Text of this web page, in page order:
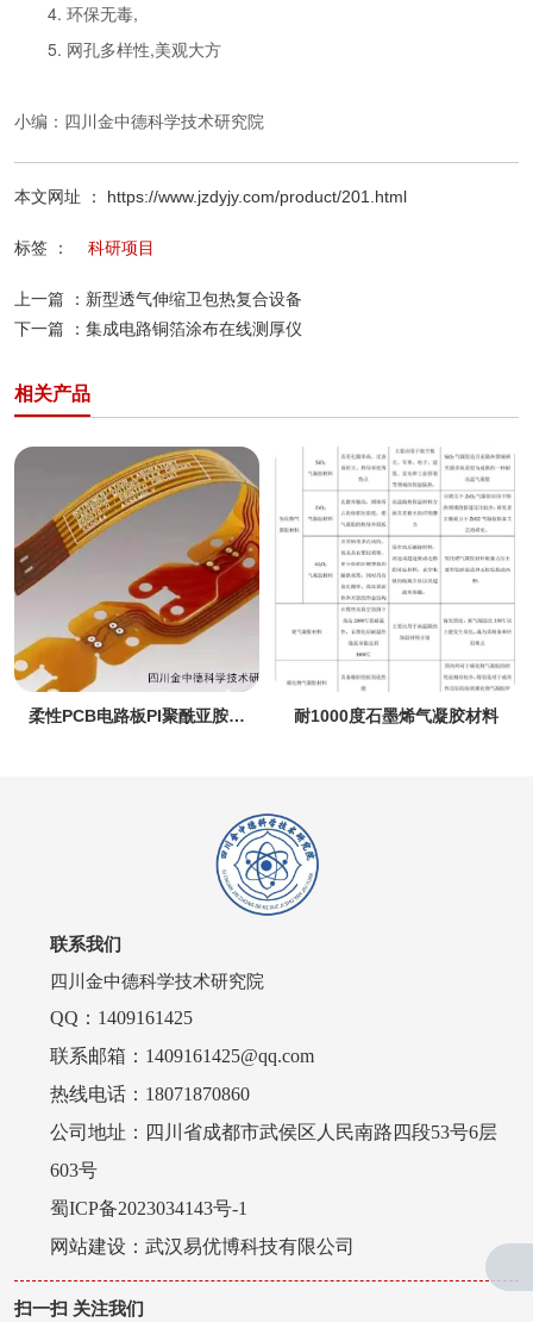
4. 环保无毒,
5. 网孔多样性,美观大方
小编： 四川金中德科学技术研究院
本文网址 ： https://www.jzdyjy.com/product/201.html
标签 ： 科研项目
上一篇 ： 新型透气伸缩卫包热复合设备
下一篇 ： 集成电路铜箔涂布在线测厚仪
相关产品
耐1000度石墨烯气凝胶材料 检测吹膜薄膜厚度测厚仪
联系我们
四川金中德科学技术研究院
QQ：1409161425
联系邮箱：1409161425@qq.com
热线电话：18071870860
公司地址：四川省成都市武侯区人民南路四段53号6层
603号
蜀ICP备2023034143号-1
网站建设： 武汉易优博科技有限公司
扫一扫 关注我们